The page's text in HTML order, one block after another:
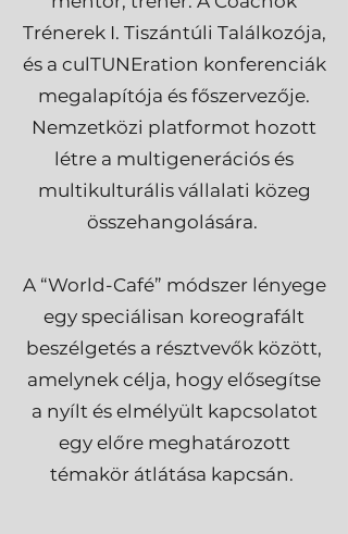
Trénerek I. Tiszántúli Találkozója,
és a culTUNEration konferenciák
megalapítója és főszervezője.
Nemzetközi platformot hozott
létre a multigenerációs és
multikulturális vállalati közeg
összehangolására. ​
A “World-Café” módszer lényege
egy speciálisan koreografált
beszélgetés a résztvevők között,
amelynek célja, hogy elősegítse
a nyílt és elmélyült kapcsolatot
egy előre meghatározott
témakör átlátása kapcsán.